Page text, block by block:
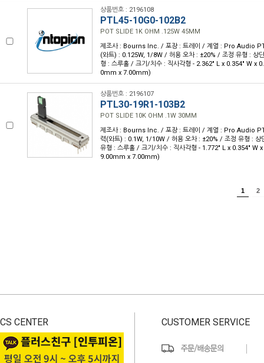
상품번호 : 2196108
PTL45-10G0-102B2
POT SLIDE 1K OHM .125W 45MM
제조사 : Bourns Inc. / 포장 : 트레이 / 계열 : Pro Audio
(와트) : 0.125W, 1/8W / 허용 오차 : ±20% / 조정 유형 : 상
형 : 스루홀 / 크기/치수 : 직사각형 - 2.362" L x 0.354" W x
0mm x 7.00mm)
상품번호 : 2196107
PTL30-19R1-103B2
POT SLIDE 10K OHM .1W 30MM
제조사 : Bourns Inc. / 포장 : 트레이 / 계열 : Pro Audio
력(와트) : 0.1W, 1/10W / 허용 오차 : ±20% / 조정 유형 :
유형 : 스루홀 / 크기/치수 : 직사각형 - 1.772" L x 0.354" W
9.00mm x 7.00mm)
1 2
CS CENTER CUSTOMER SERVICE